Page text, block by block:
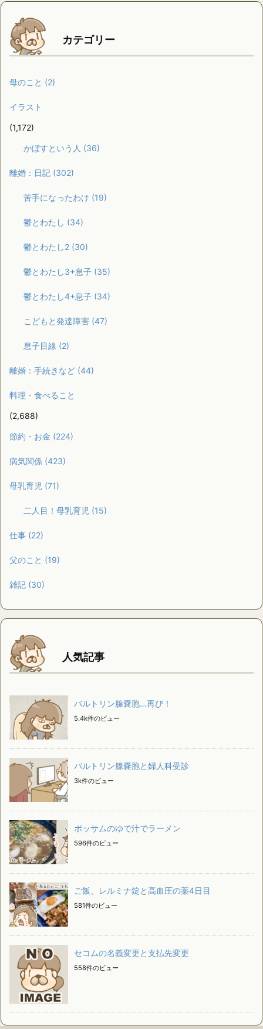
カテゴリー
母のこと (2)
イラスト
(1,172)
かぼすという人 (36)
離婚：日記 (302)
苦手になったわけ (19)
鬱とわたし (34)
鬱とわたし2 (30)
鬱とわたし3+息子 (35)
鬱とわたし4+息子 (34)
こどもと発達障害 (47)
息子目線 (2)
離婚：手続きなど (44)
料理・食べること
(2,688)
節約・お金 (224)
病気関係 (423)
母乳育児 (71)
二人目！母乳育児 (15)
仕事 (22)
父のこと (19)
雑記 (30)
人気記事
バルトリン腺嚢胞…再び！
5.4k件のビュー
バルトリン腺嚢胞と婦人科受診
3k件のビュー
ポッサムのゆで汁でラーメン
596件のビュー
ご飯、レルミナ錠と高血圧の薬4日目
581件のビュー
セコムの名義変更と支払先変更
558件のビュー